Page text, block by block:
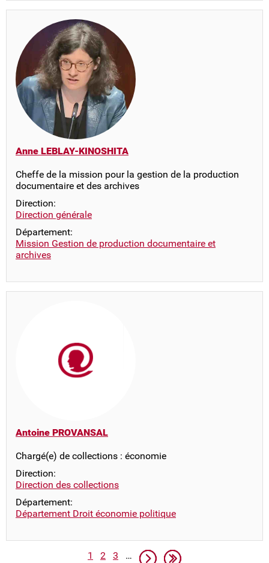
Anne LEBLAY-KINOSHITA
Cheffe de la mission pour la gestion de la production
documentaire et des archives
Direction:
Direction générale
Département:
Mission Gestion de production documentaire et
archives
Antoine PROVANSAL
Chargé(e) de collections : économie
Direction:
Direction des collections
Département:
Département Droit économie politique
Pagination
Page
1 Page
2 Page
3 … Page suivante
Dernière page